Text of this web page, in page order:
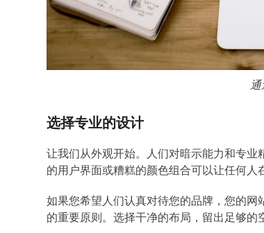
选择专业的设计
让我们从外观开始。人们对暗示能力和专
的用户界面或糟糕的颜色组合可以让任何人
如果您希望人们认真对待您的品牌，您的
的重要原则。选择干净的布局，留出足够的